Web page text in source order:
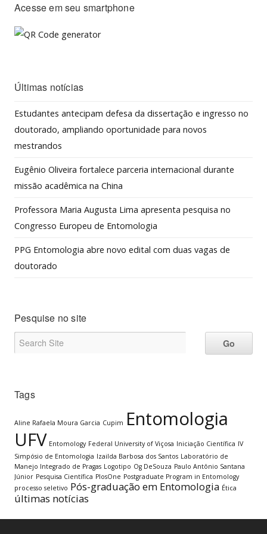
Acesse em seu smartphone
Últimas notícias
Estudantes antecipam defesa da dissertação e ingresso no
doutorado, ampliando oportunidade para novos
mestrandos
Eugênio Oliveira fortalece parceria internacional durante
missão acadêmica na China
Professora Maria Augusta Lima apresenta pesquisa no
Congresso Europeu de Entomologia
PPG Entomologia abre novo edital com duas vagas de
doutorado
Pesquise no site
Tags
Aline Rafaela Moura Garcia Cupim Entomologia
UFV Entomology Federal University of Viçosa Iniciação Científica IV
Simpósio de Entomologia Izailda Barbosa dos Santos Laboratório de
Manejo Integrado de Pragas Logotipo Og DeSouza Paulo Antônio Santana
Júnior Pesquisa Científica PlosOne Postgraduate Program in Entomology
processo seletivo Pós-graduação em Entomologia Ética
últimas notícias